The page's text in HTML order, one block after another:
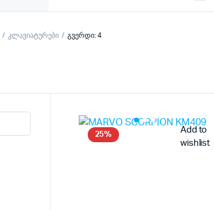
კლავიატურები გვერდი: 4
25%
Add to
wishlist